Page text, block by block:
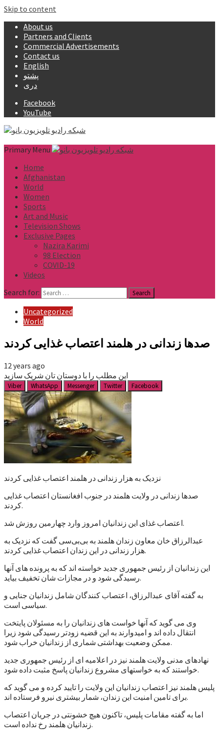
Skip to content
About us
Partners and Clients
Commercial Advertisements
Contact us
English
پشتو
دری
Facebook
YouTube
Primary Menu
Home
Afghanistan
World
Women
Sports
Art and Music
Television Shows
Exclusive Pages
Nazira Karimi
98 Election
COVID-19
Videos
Search for:
Uncategorized
World
صدها زندانی در هلمند اعتصاب غذایی کردند
12 years ago
این مطلب را با دوستان تان شریک سازید
Viber WhatsApp Messenger Twitter Facebook
نزدیک به هزار زندانی در هلمند اعتصاب غذایی کردند
صدها زندانی در ولایت هلمند در جنوب افغانستان اعتصاب غذایی
کردند.
اعتصاب غذای این زندانیان امروز وارد چهارمین روزش شد.
عبدالرزاق خان معاون زندان هلمند به بی‌بی‌سی گفت که نزدیک به
هزار زندانی در این زندان اعتصاب غذایی کردند.
این زندانیان از رئیس جمهوری جدید خواسته اند که به پرونده های آنها
رسیدگی شود و در مجازات شان تخفیف بیاید.
به گفته آقای عبدالرزاق، اعتصاب کنندگان شامل زندانیان جنایی و
سیاسی است.
وی می گوید که آنها خواست های زندانیان را به مسئولان پایتخت
انتقال داده اند و امیدوارند به این قضیه زودتر رسیدگی شود زیرا
ممکن وضعیت بهداشتی شماری از زندانیان خراب شود.
نهادهای مدنی ولایت هلمند نیز در اعلامیه ای از رئیس جمهوری جدید
خواستند که به خواستهای مشروع زندانیان پاسخ مثبت داده شود.
پلیس هلمند نیز اعتصاب زندانیان این ولایت را تایید کرده و می گوید که
برای تامین امنیت این زندان، شمار بیشتری نیرو فرستاده اند.
اما به گفته مقامات پلیس، تاکنون هیچ خشونتی در جریان اعتصاب
زندانیان هلمند رخ نداده است.